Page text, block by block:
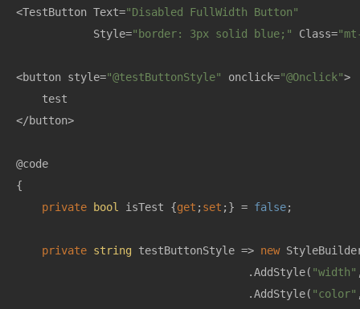
<TestButton Text="Disabled FullWidth Button"
            Style=
"border: 3px solid blue;" Class=
<button style="@testButtonStyle" onclick="@Onclick">
    test
</button>
@code
{
private
bool isTest {get ; set ;} = false;
private string testButtonStyle => new
                                    .AddStyle(
"width"
                                    .AddStyle(
"color"